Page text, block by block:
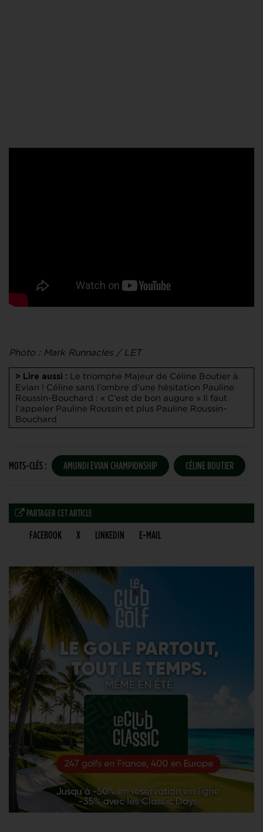
Photo : Mark Runnacles / LET
> Lire aussi :
Le triomphe Majeur de Céline Boutier à
Evian ! Céline sans l’ombre d’une hésitation Pauline
Roussin-Bouchard : « C’est de bon augure » Il faut
l’appeler Pauline Roussin et plus Pauline Roussin-
Bouchard
MOTS-CLÉS : AMUNDI EVIAN CHAMPIONSHIP CÉLINE BOUTIER
PARTAGER CET ARTICLE
FACEBOOK X LINKEDIN E-MAIL